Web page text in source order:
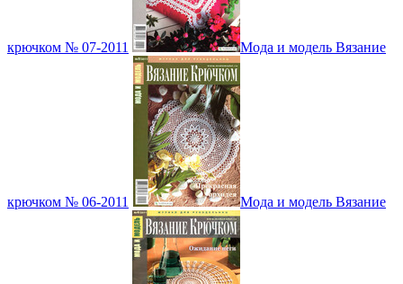
крючком № 07-2011 Мода и модель Вязание
крючком № 06-2011 Мода и модель Вязание